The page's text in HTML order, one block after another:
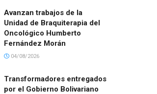
Avanzan trabajos de la
Unidad de Braquiterapia del
Oncológico Humberto
Fernández Morán
04/08/2026
Transformadores entregados
por el Gobierno Bolivariano